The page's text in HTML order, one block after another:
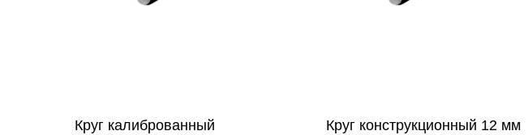
Круг калиброванный
Круг конструкционный 12 мм